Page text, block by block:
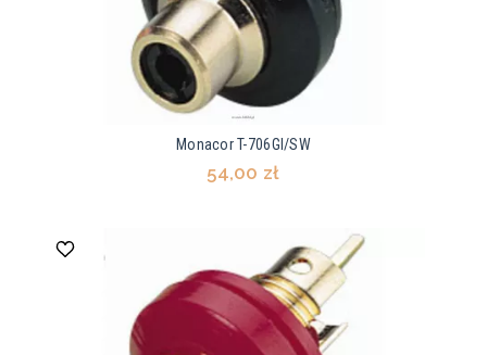
Monacor T-706GI/SW
54,00 zł